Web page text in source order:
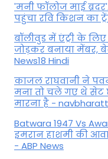
'मनी फॉलोज माई
पहुंचा रवि किशन का
बॉलीवुड में एंट्री के
जोड़कर बनाया मेंबर,
News18 Hindi
काजल राघवानी ने
मना तो चले गए थे सेट
मारना है -
Batwara 1947 Vs
इमरान हाशमी की
- ABP News